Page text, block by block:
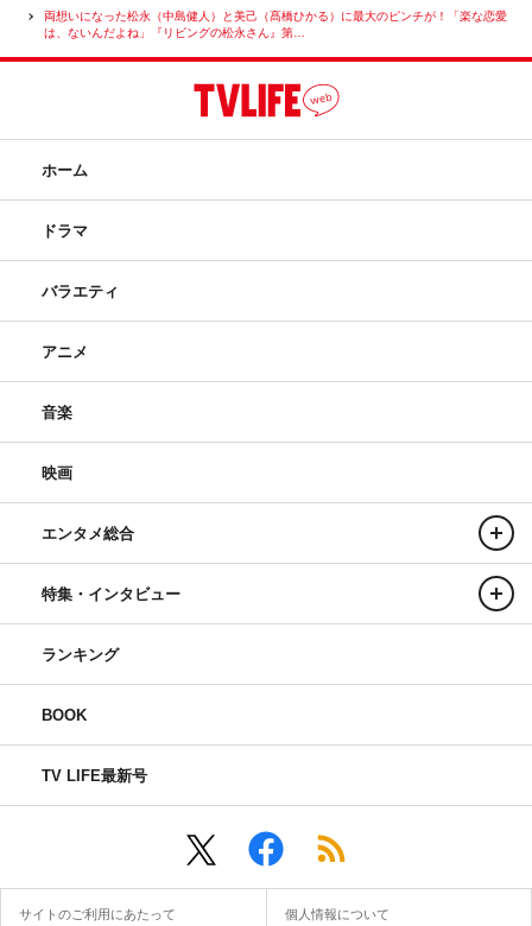
id=KTV6360
©カンテレ
両想いになった松永（中島健人）と美己（髙橋ひかる）に最大のピンチが！「楽な恋愛
は、ないんだよね」『リビングの松永さん』第…
ホーム
ドラマ
バラエティ
アニメ
音楽
映画
エンタメ総合
特集・インタビュー
ランキング
BOOK
TV LIFE最新号
サイトのご利用にあたって 個人情報について